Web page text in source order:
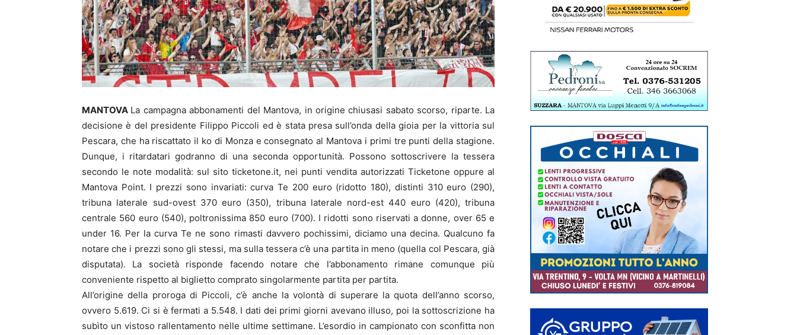
MANTOVA La campagna abbonamenti del Mantova, in origine chiusasi sabato scorso, riparte. La
decisione è del presidente Filippo Piccoli ed è stata presa sull’onda della gioia per la vittoria sul
Pescara, che ha riscattato il ko di Monza e consegnato al Mantova i primi tre punti della stagione.
Dunque, i ritardatari godranno di una seconda opportunità. Possono sottoscrivere la tessera
secondo le note modalità: sul sito ticketone.it, nei punti vendita autorizzati Ticketone oppure al
Mantova Point. I prezzi sono invariati: curva Te 200 euro (ridotto 180), distinti 310 euro (290),
tribuna laterale sud-ovest 370 euro (350), tribuna laterale nord-est 440 euro (420), tribuna
centrale 560 euro (540), poltronissima 850 euro (700). I ridotti sono riservati a donne, over 65 e
under 16. Per la curva Te ne sono rimasti davvero pochissimi, diciamo una decina. Qualcuno fa
notare che i prezzi sono gli stessi, ma sulla tessera c’è una partita in meno (quella col Pescara, già
disputata). La società risponde facendo notare che l’abbonamento rimane comunque più
conveniente rispetto al biglietto comprato singolarmente partita per partita.
All’origine della proroga di Piccoli, c’è anche la volontà di superare la quota dell’anno scorso,
ovvero 5.619. Ci si è fermati a 5.548. I dati dei primi giorni avevano illuso, poi la sottoscrizione ha
subìto un vistoso rallentamento nelle ultime settimane. L’esordio in campionato con sconfitta non